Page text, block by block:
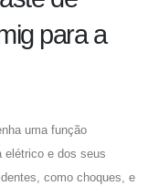
para a
uma função
elétrico e dos seus
como choques, e